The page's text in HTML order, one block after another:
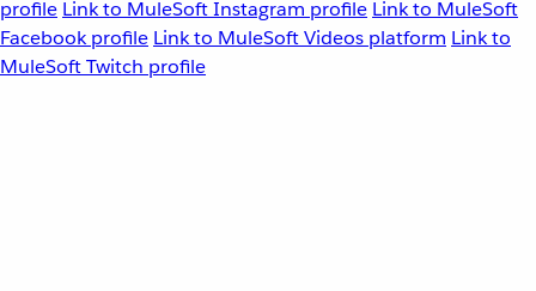
profile Link to MuleSoft Instagram profile Link to MuleSoft
Facebook profile Link to MuleSoft Videos platform Link to
MuleSoft Twitch profile